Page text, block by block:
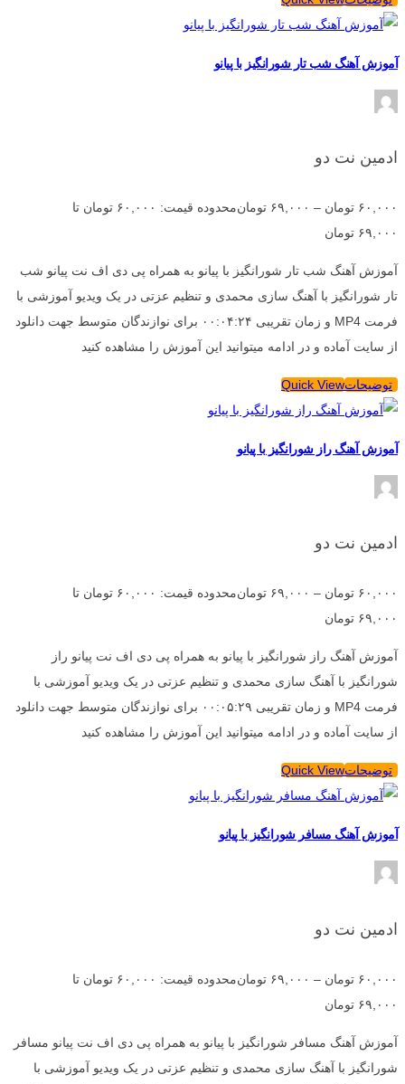
آموزش آهنگ شب تار شورانگیز با پیانو
ادمین نت دو
۶۰,۰۰۰ تومان – ۶۹,۰۰۰ تومان
محدوده قیمت: ۶۰,۰۰۰ تومان تا
۶۹,۰۰۰ تومان
آموزش آهنگ شب تار شورانگیز با پیانو به همراه پی دی اف نت پیانو شب
تار شورانگیز با آهنگ سازی محمدی و تنظیم عزتی در یک ویدیو آموزشی با
فرمت MP4 و زمان تقریبی ۰۰:۰۴:۲۴ برای نوازندگان متوسط جهت دانلود
از سایت آماده و در ادامه میتوانید این آموزش را مشاهده کنید
توضیحاتQuick View
آموزش آهنگ راز شورانگیز با پیانو
ادمین نت دو
۶۰,۰۰۰ تومان – ۶۹,۰۰۰ تومان
محدوده قیمت: ۶۰,۰۰۰ تومان تا
۶۹,۰۰۰ تومان
آموزش آهنگ راز شورانگیز با پیانو به همراه پی دی اف نت پیانو راز
شورانگیز با آهنگ سازی محمدی و تنظیم عزتی در یک ویدیو آموزشی با
فرمت MP4 و زمان تقریبی ۰۰:۰۵:۲۹ برای نوازندگان متوسط جهت دانلود
از سایت آماده و در ادامه میتوانید این آموزش را مشاهده کنید
توضیحاتQuick View
آموزش آهنگ مسافر شورانگیز با پیانو
ادمین نت دو
۶۰,۰۰۰ تومان – ۶۹,۰۰۰ تومان
محدوده قیمت: ۶۰,۰۰۰ تومان تا
۶۹,۰۰۰ تومان
آموزش آهنگ مسافر شورانگیز با پیانو به همراه پی دی اف نت پیانو مسافر
شورانگیز با آهنگ سازی محمدی و تنظیم عزتی در یک ویدیو آموزشی با